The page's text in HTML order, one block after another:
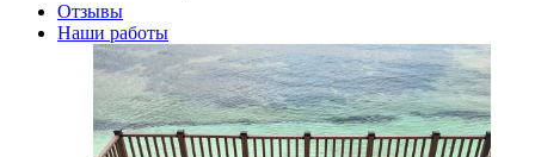
Отзывы
Наши работы